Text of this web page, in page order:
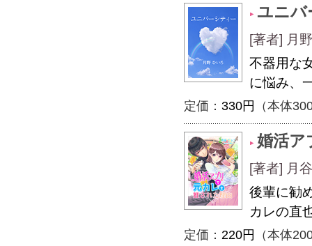
ユニバ
[著者] 月
不器用な
に悩み、
定価： 330円 （本体
婚活ア
[著者] 月
後輩に勧
カレの直
定価： 220円
（本体